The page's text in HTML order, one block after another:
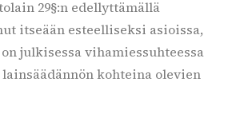
29§:n edellyttämällä
itseään esteelliseksi asioissa,
julkisessa vihamiessuhteessa
kohteina olevien